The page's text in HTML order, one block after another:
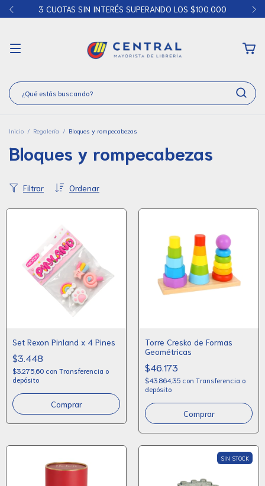
3 CUOTAS SIN INTERÉS SUPERANDO LOS $100.000
Inicio / Regalería / Bloques y rompecabezas
Bloques y rompecabezas
Ordenar
Filtrar
Set Rexon Pinland x 4 Pines
$3.448
$3.275,60 con Transferencia o
depósito
Comprar
Torre Cresko de Formas
Geométricas
$46.173
$43.864,35 con Transferencia o
depósito
SIN STOCK